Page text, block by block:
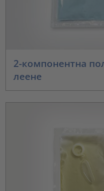
2-компонентна
леене